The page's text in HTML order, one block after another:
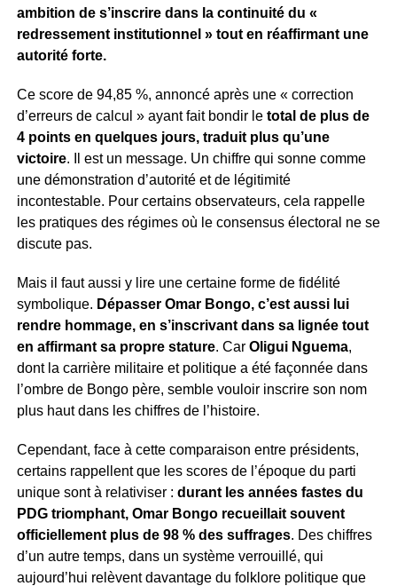
ambition de s’inscrire dans la continuité du «
redressement institutionnel » tout en réaffirmant une
autorité forte.
Ce score de 94,85 %, annoncé après une « correction
d’erreurs de calcul » ayant fait bondir le total de plus de
4 points en quelques jours, traduit plus qu’une
victoire. Il est un message. Un chiffre qui sonne comme
une démonstration d’autorité et de légitimité
incontestable. Pour certains observateurs, cela rappelle
les pratiques des régimes où le consensus électoral ne se
discute pas.
Mais il faut aussi y lire une certaine forme de fidélité
symbolique. Dépasser Omar Bongo, c’est aussi lui
rendre hommage, en s’inscrivant dans sa lignée tout
en affirmant sa propre stature. Car Oligui Nguema,
dont la carrière militaire et politique a été façonnée dans
l’ombre de Bongo père, semble vouloir inscrire son nom
plus haut dans les chiffres de l’histoire.
Cependant, face à cette comparaison entre présidents,
certains rappellent que les scores de l’époque du parti
unique sont à relativiser : durant les années fastes du
PDG triomphant, Omar Bongo recueillait souvent
officiellement plus de 98 % des suffrages. Des chiffres
d’un autre temps, dans un système verrouillé, qui
aujourd’hui relèvent davantage du folklore politique que